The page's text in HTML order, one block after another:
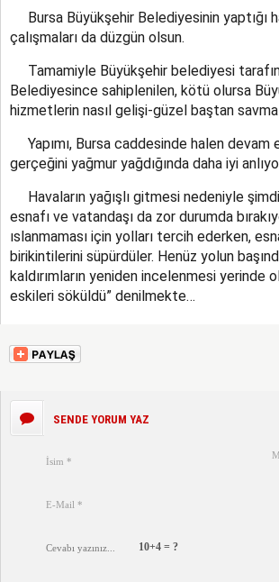
Karacabey ve
Bursa Büyükşehir Belediyesinin yaptığı
çalışmaları da düzgün olsun.
Tamamiyle Büyükşehir belediyesi
Belediyesince sahiplenilen, kötü olursa
hizmetlerin nasıl gelişi-güzel baştan savma
Yapımı, Bursa caddesinde halen devam
gerçeğini yağmur yağdığında daha iyi
Havaların yağışlı gitmesi nedeniyle
esnafı ve vatandaşı da zor durumda
ıslanmaması için yolları tercih ederken,
birikintilerini süpürdüler. Henüz yolun
kaldırımların yeniden incelenmesi yerinde
eskileri söküldü” denilmekte…
SENDE YORUM YAZ
10+4 = ?